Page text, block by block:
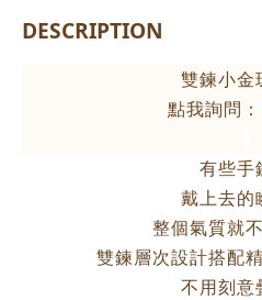
DESCRIPTION
雙鍊小金
點我詢問：
有些手
戴上去的
整個氣質就
雙鍊層次設計搭配
不用刻意